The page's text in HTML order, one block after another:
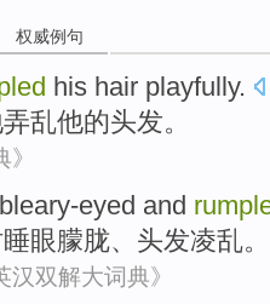
权威例句
his hair playfully.
弄乱他的头发。
bleary-eyed and
睡眼朦胧、 头发凌乱。
汉双解大词典》